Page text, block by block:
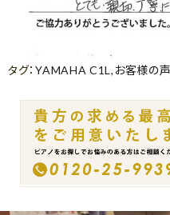
タグ：YAMAHA C1L, お客様の